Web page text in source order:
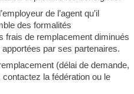
de l’agent qu’il
des formalités
frais de remplacement diminués
par ses partenaires.
(délai de demande,
la fédération ou le